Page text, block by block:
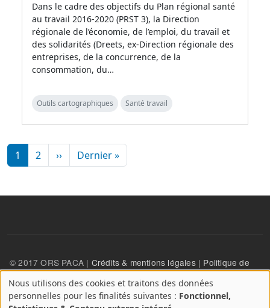
Dans le cadre des objectifs du Plan régional santé
au travail 2016-2020 (PRST 3), la Direction
régionale de l’économie, de l’emploi, du travail et
des solidarités (Dreets, ex-Direction régionale des
entreprises, de la concurrence, de la
consommation, du…
Outils cartographiques Santé travail
Pagination
1 2 ››Page suivante
Dernier »Dernière page
© 2017 ORS PACA | Crédits & mentions légales| Politique de
confidentialité
A
Nous utilisons des cookies et traitons des données
personnelles pour les finalités suivantes : Fonctionnel,